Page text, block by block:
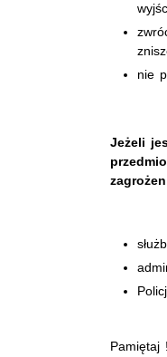
nie
Jeżeli
Pamiętaj